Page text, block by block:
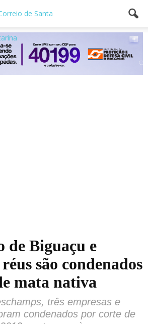
de Biguaçu e
são condenados
mata nativa
três empresas e
condenados por corte de